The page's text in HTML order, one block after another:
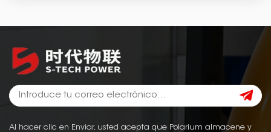
Al hacer clic en Enviar, usted acepta que Polarium almacene y